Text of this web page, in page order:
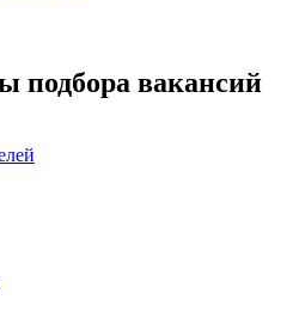
подбора вакансий